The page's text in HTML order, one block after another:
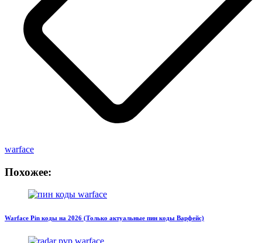
warface
Похожее:
Warface Pin коды на 2026 (Только актуальные пин коды Варфейс)